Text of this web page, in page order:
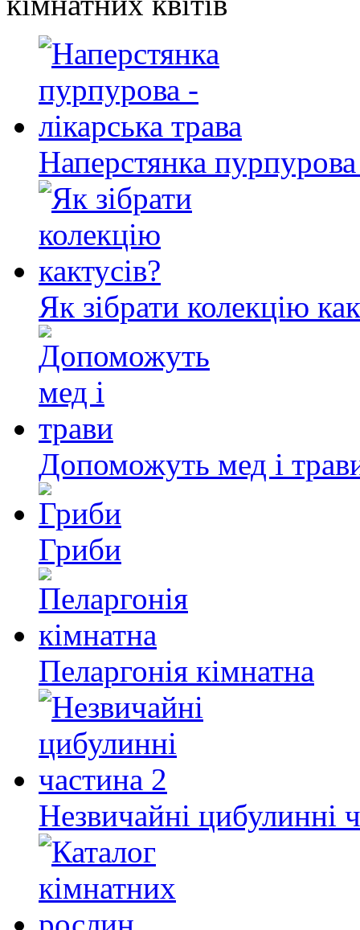
Наперстянка пурпурова
Як зібрати колекцію
Допоможуть мед і
Гриби
Пеларгонія кімнатна
Незвичайні цибулинні